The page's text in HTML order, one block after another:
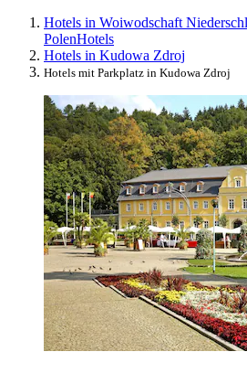
Hotels in Woiwodschaft
PolenHotels
Hotels in Kudowa Zdroj
Hotels mit Parkplatz in Kudowa Zdroj